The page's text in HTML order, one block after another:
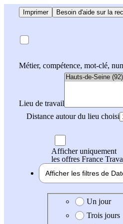
Imprimer Besoin d'aide sur la
Métier, compétence, mot-clé,
Lieu de travail
Distance autour du lieu choisi
Afficher uniquement
les offres France
Afficher les filtres de
Date de création de
Un jour
Trois jours